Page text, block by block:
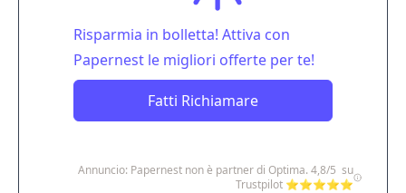
Risparmia in bolletta! Attiva con
Papernest le migliori offerte per te!
Fatti Richiamare
Annuncio: Papernest non è partner di Optima. 4,8/5 su
Trustpilot ⭐⭐⭐⭐⭐